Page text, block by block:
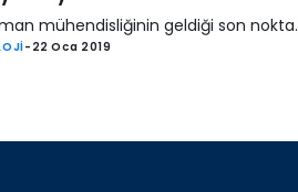
mühendisliğinin geldiği son nokta.
- 22 Oca 2019